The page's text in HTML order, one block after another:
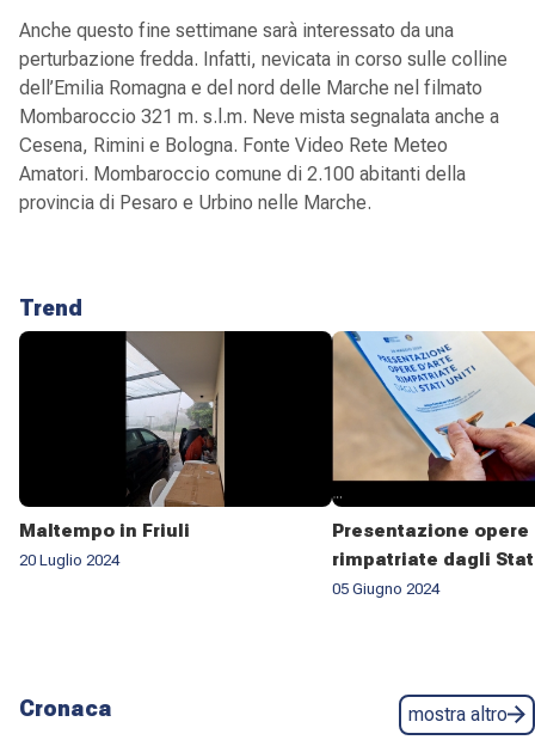
Anche questo fine settimane sarà interessato da una
perturbazione fredda. Infatti, nevicata in corso sulle colline
dell’Emilia Romagna e del nord delle Marche nel filmato
Mombaroccio 321 m. s.l.m. Neve mista segnalata anche a
Cesena, Rimini e Bologna. Fonte Video Rete Meteo
Amatori. Mombaroccio comune di 2.100 abitanti della
provincia di Pesaro e Urbino nelle Marche.
Trend
Maltempo in Friuli
20 Luglio 2024
Presentazione opere
rimpatriate dagli
05 Giugno 2024
Cronaca mostra altro